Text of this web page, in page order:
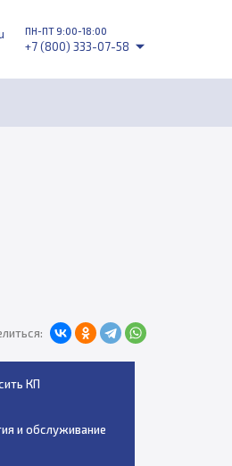
ПН-ПТ 9:00-18:00
+7 (800) 333-07-58
КП
и обслуживание